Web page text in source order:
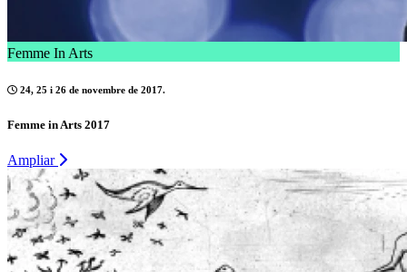
Femme In Arts
24, 25 i 26 de novembre de 2017.
Femme in Arts 2017
Ampliar